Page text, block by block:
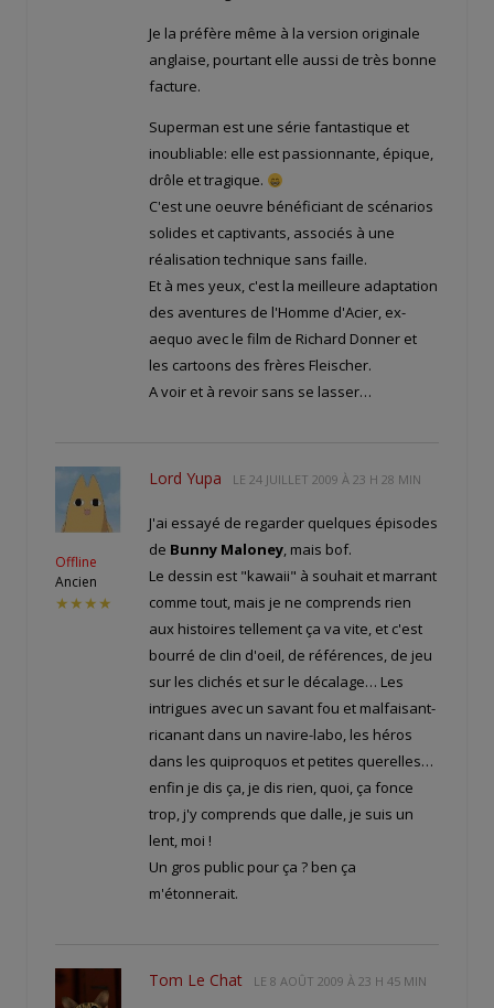
Je la préfère même à la version originale
anglaise, pourtant elle aussi de très bonne
facture.
Superman est une série fantastique et
inoubliable: elle est passionnante, épique,
drôle et tragique.
C'est une oeuvre bénéficiant de scénarios
solides et captivants, associés à une
réalisation technique sans faille.
Et à mes yeux, c'est la meilleure adaptation
des aventures de l'Homme d'Acier, ex-
aequo avec le film de Richard Donner et
les cartoons des frères Fleischer.
A voir et à revoir sans se lasser…
Offline
Ancien
★★★★
Lord Yupa LE 24 JUILLET 2009 À 23 H 28 MIN
J'ai essayé de regarder quelques épisodes
de Bunny Maloney, mais bof.
Le dessin est "kawaii" à souhait et marrant
comme tout, mais je ne comprends rien
aux histoires tellement ça va vite, et c'est
bourré de clin d'oeil, de références, de jeu
sur les clichés et sur le décalage… Les
intrigues avec un savant fou et malfaisant-
ricanant dans un navire-labo, les héros
dans les quiproquos et petites querelles…
enfin je dis ça, je dis rien, quoi, ça fonce
trop, j'y comprends que dalle, je suis un
lent, moi !
Un gros public pour ça ? ben ça
m'étonnerait.
Tom Le Chat LE 8 AOÛT 2009 À 23 H 45 MIN